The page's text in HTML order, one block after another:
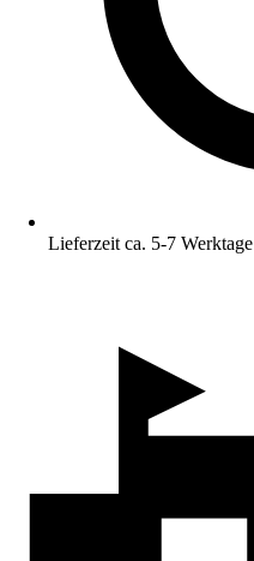
Lieferzeit ca. 5-7 Werktage